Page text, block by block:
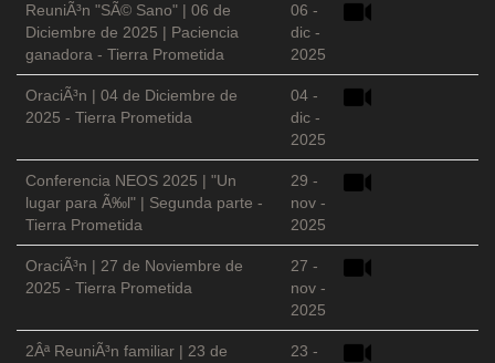
ReuniÃ³n "SÃ© Sano" | 06 de
Diciembre de 2025 | Paciencia
ganadora - Tierra Prometida
06 -
dic -
2025
OraciÃ³n | 04 de Diciembre de
2025 - Tierra Prometida
04 -
dic -
2025
Conferencia NEOS 2025 | "Un
lugar para Ã‰l" | Segunda parte -
Tierra Prometida
29 -
nov -
2025
OraciÃ³n | 27 de Noviembre de
2025 - Tierra Prometida
27 -
nov -
2025
2Âª ReuniÃ³n familiar | 23 de
23 -